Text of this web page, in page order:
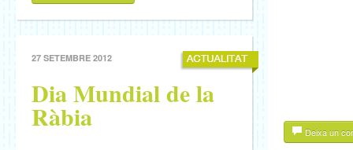
27 SETEMBRE 2012
Dia Mundial de la
Ràbia Deixa un